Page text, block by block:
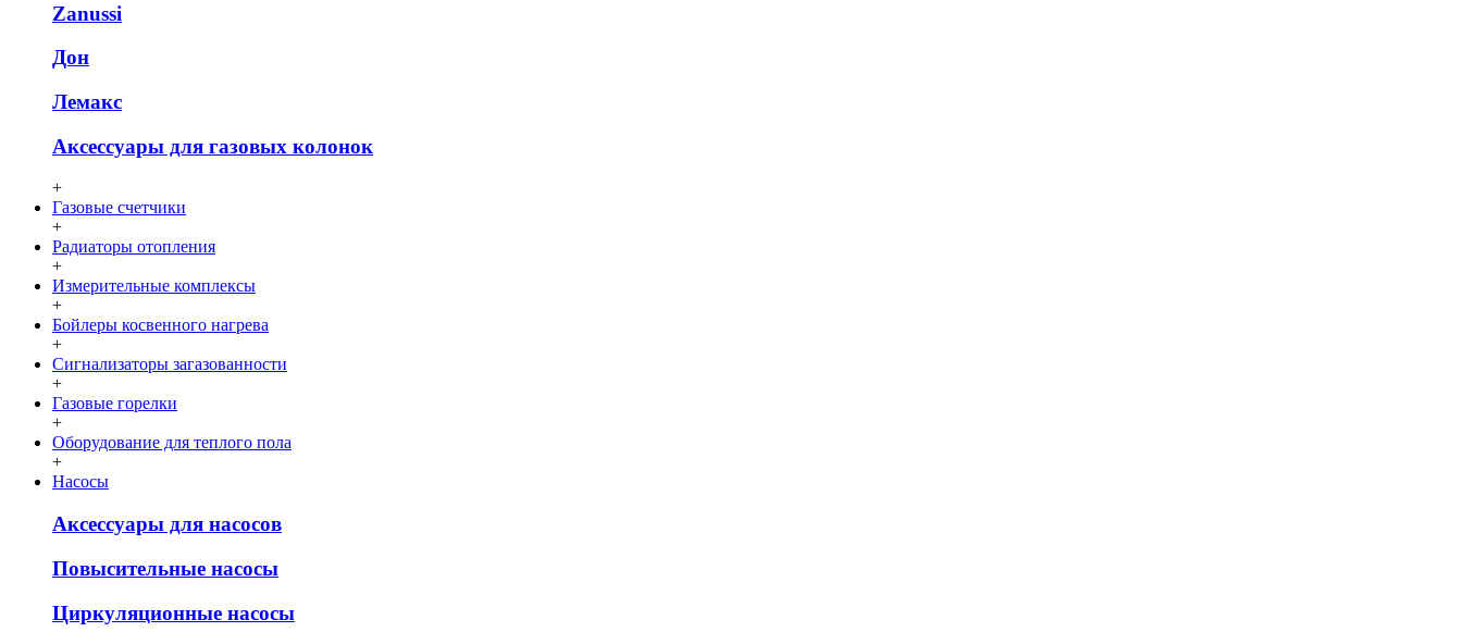
Zanussi
Дон
Лемакс
Аксессуары для газовых колонок
+
Газовые счетчики
+
Радиаторы отопления
+
Измерительные комплексы
+
Бойлеры косвенного нагрева
+
Сигнализаторы загазованности
+
Газовые горелки
+
Оборудование для теплого пола
+
Насосы
Аксессуары для насосов
Повысительные насосы
Циркуляционные насосы